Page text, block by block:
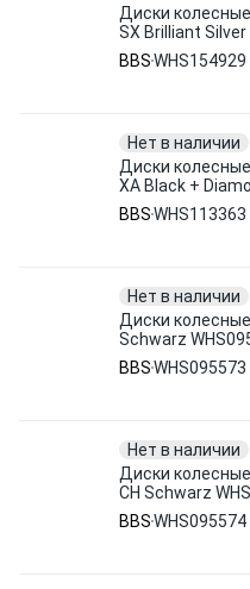
Диски
SX Brilliant Silver
BBSWHS154929
Нет в наличии
Диски
XA Black +
BBSWHS113363
Нет в наличии
Диски
Schwarz
BBSWHS095573
Нет в наличии
Диски
CH Schwarz
BBSWHS095574